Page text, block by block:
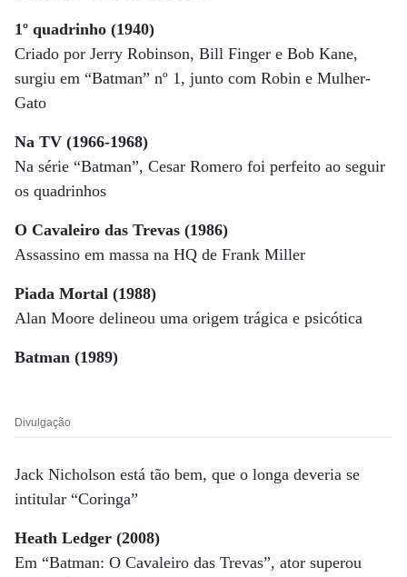
1º quadrinho (1940)
Criado por Jerry Robinson, Bill Finger e Bob Kane,
surgiu em “Batman” nº 1, junto com Robin e Mulher-
Gato
Na TV (1966-1968)
Na série “Batman”, Cesar Romero foi perfeito ao seguir
os quadrinhos
O Cavaleiro das Trevas (1986)
Assassino em massa na HQ de Frank Miller
Piada Mortal (1988)
Alan Moore delineou uma origem trágica e psicótica
Batman (1989)
Divulgação
Jack Nicholson está tão bem, que o longa deveria se
intitular “Coringa”
Heath Ledger (2008)
Em “Batman: O Cavaleiro das Trevas”, ator superou